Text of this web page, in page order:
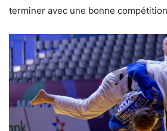
terminer avec une bonne